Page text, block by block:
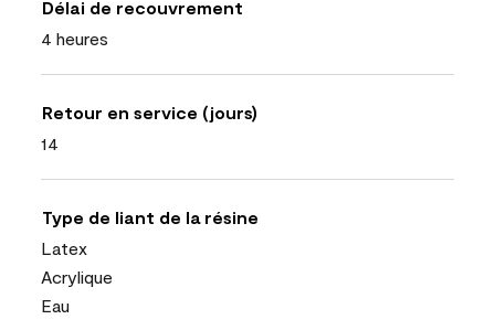
Délai de recouvrement
4 heures
Retour en service (jours)
14
Type de liant de la résine
Latex
Acrylique
Eau